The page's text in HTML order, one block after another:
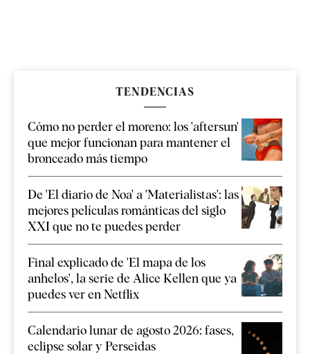
TENDENCIAS
Cómo no perder el moreno: los 'aftersun'
que mejor funcionan para mantener el
bronceado más tiempo
De 'El diario de Noa' a 'Materialistas': las
mejores películas románticas del siglo
XXI que no te puedes perder
Final explicado de 'El mapa de los
anhelos', la serie de Alice Kellen que ya
puedes ver en Netflix
Calendario lunar de agosto 2026: fases,
eclipse solar y Perseidas